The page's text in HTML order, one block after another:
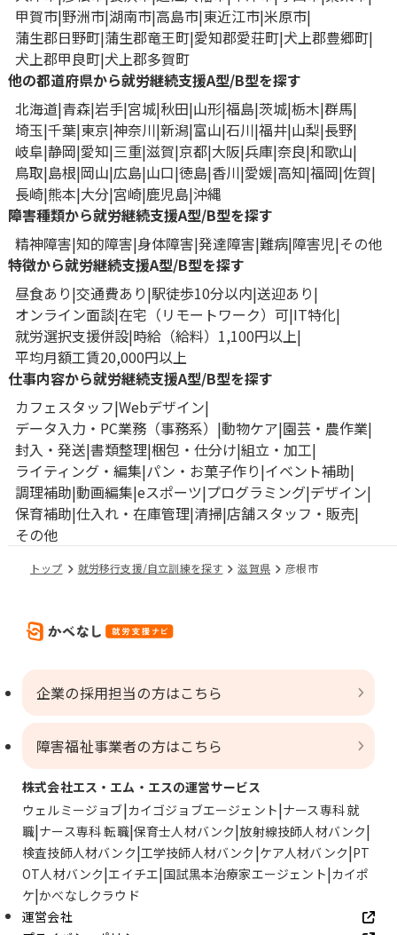
甲賀市 野洲市 湖南市 高島市 東近江市 米原市
蒲生郡日野町 蒲生郡竜王町 愛知郡愛荘町 犬上郡豊郷町
犬上郡甲良町 犬上郡多賀町
他の都道府県から就労継続支援A型/B型を探す
北海道 青森 岩手 宮城 秋田 山形 福島 茨城 栃木 群馬
埼玉 千葉 東京 神奈川 新潟 富山 石川 福井 山梨 長野
岐阜 静岡 愛知 三重 滋賀 京都 大阪 兵庫 奈良 和歌山
鳥取 島根 岡山 広島 山口 徳島 香川 愛媛 高知 福岡 佐賀
長崎 熊本 大分 宮崎 鹿児島 沖縄
障害種類から就労継続支援A型/B型を探す
精神障害 知的障害 身体障害 発達障害 難病 障害児 その他
特徴から就労継続支援A型/B型を探す
昼食あり 交通費あり 駅徒歩10分以内 送迎あり
オンライン面談 在宅（リモートワーク）可 IT特化
就労選択支援併設 時給（給料）1,100円以上
平均月額工賃20,000円以上
仕事内容から就労継続支援A型/B型を探す
カフェスタッフ Webデザイン
データ入力・PC業務（事務系）
動物ケア 園芸・農作業
封入・発送 書類整理 梱包・仕分け 組立・加工
ライティング・編集 パン・お菓子作り イベント補助
調理補助 動画編集 eスポーツ プログラミング デザイン
保育補助 仕入れ・在庫管理 清掃 店舗スタッフ・販売
その他
トップ 就労移行支援/自立訓練を探す 滋賀県 彦根市
企業の採用担当の方はこちら
障害福祉事業者の方はこちら
株式会社エス・エム・エスの運営サービス
ウェルミージョブ カイゴジョブエージェント ナース専科 就
職 ナース専科 転職 保育士人材バンク 放射線技師人材バンク
検査技師人材バンク 工学技師人材バンク ケア人材バンク PT
OT人材バンク エイチエ 国試黒本治療家エージェント カイポ
ケ かべなしクラウド
運営会社